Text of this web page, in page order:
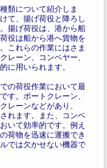
類について紹介しま
て、揚げ荷役と降ろし
揚げ荷役は、港から船
役は船から港へ貨物を
これらの作業にはさま
レーン、コンベヤー、
に用いられます。
の荷役作業において最
す。ポートクレーン、
レーンなどがあり、
れます。また、コンベ
いて効率的です。例え
荷物を迅速に運搬でき
では欠かせない機器で